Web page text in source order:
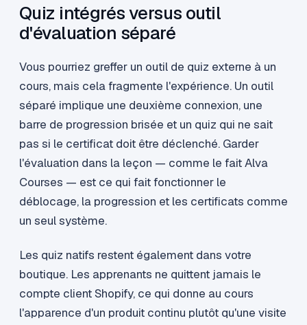
Quiz intégrés versus outil
d'évaluation séparé
Vous pourriez greffer un outil de quiz externe à un
cours, mais cela fragmente l'expérience. Un outil
séparé implique une deuxième connexion, une
barre de progression brisée et un quiz qui ne sait
pas si le certificat doit être déclenché. Garder
l'évaluation dans la leçon — comme le fait Alva
Courses — est ce qui fait fonctionner le
déblocage, la progression et les certificats comme
un seul système.
Les quiz natifs restent également dans votre
boutique. Les apprenants ne quittent jamais le
compte client Shopify, ce qui donne au cours
l'apparence d'un produit continu plutôt qu'une visite